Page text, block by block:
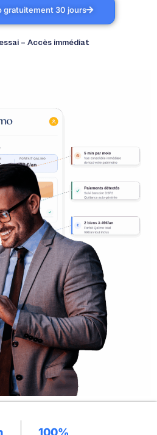
gratuitement 30 jours
– Accès immédiat